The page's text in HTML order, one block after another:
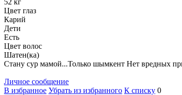
Цвет глаз
Карий
Дети
Есть
Цвет волос
Шатен(ка)
Стану сур мамой...Только шымкент Нет вредных
Личное сообщение
В избранное Убрать из избранного К списку 0